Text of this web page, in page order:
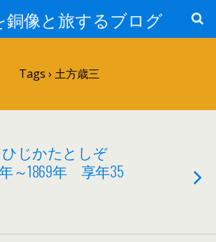
銅像と旅するブログ
Tags › 土方歳三
じかたとしぞ
～1869年 享年35